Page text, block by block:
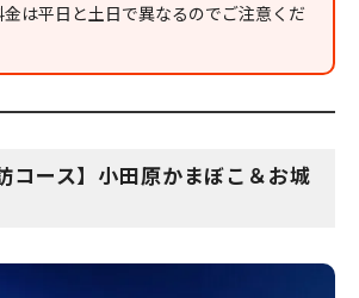
は平日と土日で異なるのでご注意くだ
コース】小田原かまぼこ＆お城